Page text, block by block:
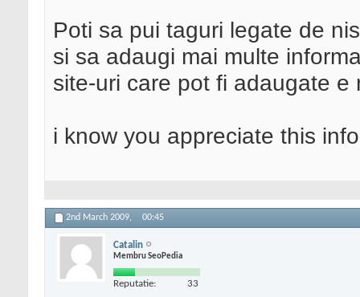
Poti sa pui taguri legate de
si sa adaugi mai multe
site-uri care pot fi adaugate e
i know you appreciate this
2nd March 2009, 00:45
Catalin
Membru SeoPedia
Reputatie: 33